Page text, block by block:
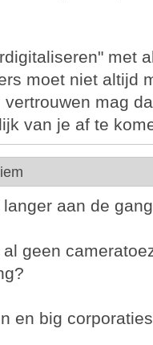
met
moet niet altijd
mag
van je af te
aan de
geen
en big